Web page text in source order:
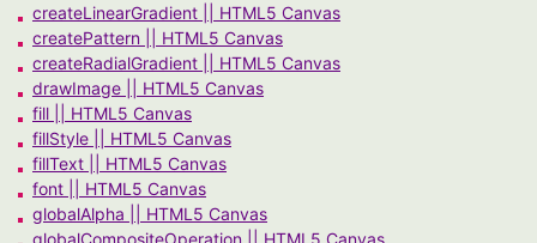
createLinearGradient || HTML5 Canvas
createPattern || HTML5 Canvas
createRadialGradient || HTML5 Canvas
drawImage || HTML5 Canvas
fill || HTML5 Canvas
fillStyle || HTML5 Canvas
fillText || HTML5 Canvas
font || HTML5 Canvas
globalAlpha || HTML5 Canvas
globalCompositeOperation || HTML5 Canvas